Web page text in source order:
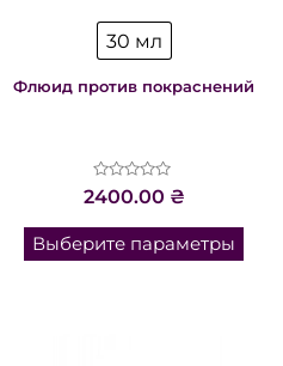
30 мл
Флюид против покраснений
Оценка
0
2400.00 ₴
Выберите параметры